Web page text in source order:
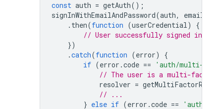
const auth = getAuth();
signInWithEmailAndPassword(auth, email
. then(function (userCredential)
{
// User successfully signed in
})
.catch(function (error)
{
if (error .code ==
'auth/multi-
// The user is a multi-factor
resolver =
// ...
} else if (error .code ==
'auth/